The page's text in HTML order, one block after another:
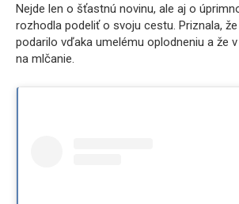
Nejde len o šťastnú novinu, ale aj o
rozhodla podeliť o svoju cestu. Priznala,
podarilo vďaka umelému oplodneniu a že
na mlčanie.